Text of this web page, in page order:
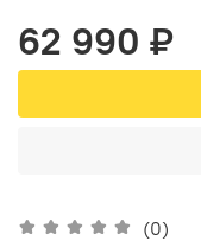
(0)
62 990 ₽